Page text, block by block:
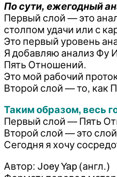
По сути, ежегодный
Первый слой — это
столпом удачи или с
Это первый уровень
Я добавляю анализ Фу
Пять Отношений.
Это мой рабочий
Второй слой — то, как
Таким образом, весь
Первый слой — Пять
Второй слой — это
Сегодня я хочу
Автор: Joey Yap (англ.)